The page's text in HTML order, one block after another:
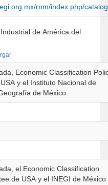
rnm/index.php/
Economic Classification
y el Instituto Nacional de
de México.
el Economic Classification
de USA y el INEGI de México